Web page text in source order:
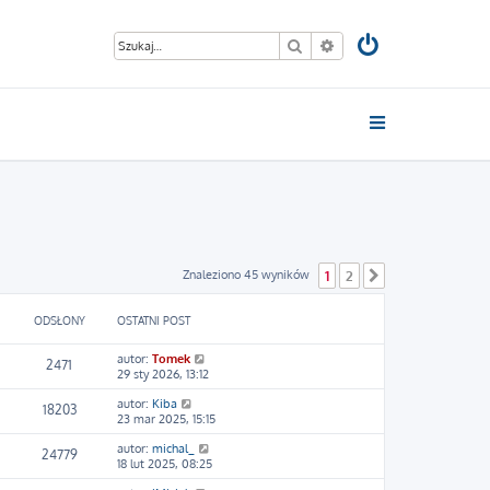
Szukaj Wyszukiwanie
Znaleziono 45 wyników 1 2
ODSŁONY OSTATNI POST
2471 autor: Tomek
29 sty 2026, 13:12
18203 autor: Kiba
23 mar 2025, 15:15
24779 autor: michal_
18 lut 2025, 08:25